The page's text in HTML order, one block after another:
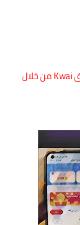
ايضا يمكنك متابعة شرح كيفيه الربح من تطبيق Kwai من خلال